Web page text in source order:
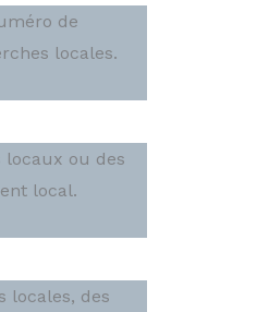
de
locales.
locaux ou des
local.
locales, des